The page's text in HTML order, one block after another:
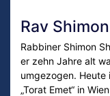
Rav
Rabbiner Shimon
er zehn Jahre alt
umgezogen. Heute
„Torat Emet“ in